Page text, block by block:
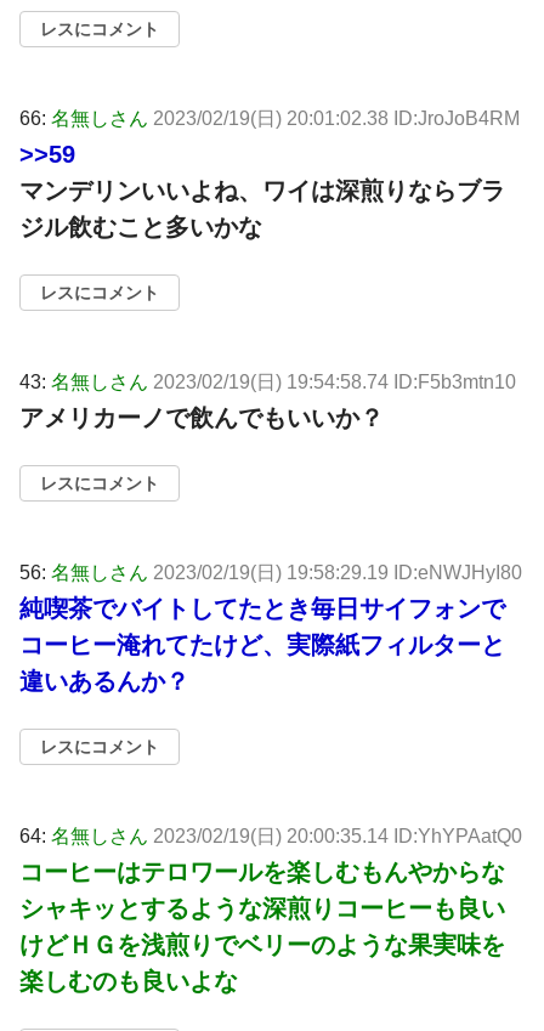
レスにコメント
66: 名無しさん 2023/02/19(日) 20:01:02.38 ID:JroJoB4RM
>>59
マンデリンいいよね、ワイは深煎りならブラ
ジル飲むこと多いかな
レスにコメント
43: 名無しさん 2023/02/19(日) 19:54:58.74 ID:F5b3mtn10
アメリカーノで飲んでもいいか？
レスにコメント
56: 名無しさん 2023/02/19(日) 19:58:29.19 ID:eNWJHyI80
純喫茶でバイトしてたとき毎日サイフォンで
コーヒー淹れてたけど、実際紙フィルターと
違いあるんか？
レスにコメント
64: 名無しさん 2023/02/19(日) 20:00:35.14 ID:YhYPAatQ0
コーヒーはテロワールを楽しむもんやからな
シャキッとするような深煎りコーヒーも良い
けどＨＧを浅煎りでベリーのような果実味を
楽しむのも良いよな